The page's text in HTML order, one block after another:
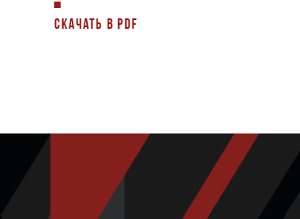
СКАЧАТЬ В PDF